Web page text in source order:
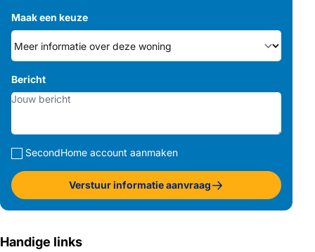
Maak een keuze
Bericht
SecondHome account aanmaken
Verstuur informatie aanvraag
Handige links